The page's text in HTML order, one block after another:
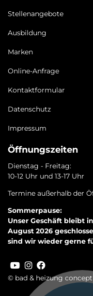
© bad & heizung concept
Stellenangebote
Ausbildung
Marken
Online-Anfrage
Kontaktformular
Datenschutz
Impressum
Öffnungszeiten
Dienstag - Freitag:
10-12 Uhr und 13-17 Uhr
Termine außerhalb der
Sommerpause:
Unser Geschäft bleibt
August 2026
sind wir wieder gerne